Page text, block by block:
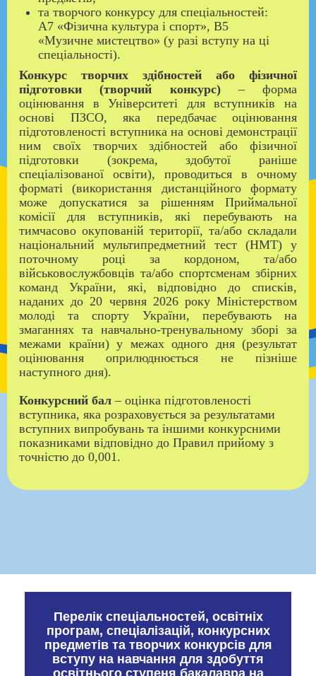
та творчого конкурсу для спеціальностей:
А7 «Фізична культура і спорт», В5
«Музичне мистецтво» (у разі вступу на ці
спеціальності).
Конкурс творчих здібностей або фізичної
підготовки (творчий конкурс)– форма
оцінювання в Університеті для вступників на
основі ПЗСО, яка передбачає оцінювання
підготовленості вступника на основі демонстрації
ним своїх творчих здібностей або фізичної
підготовки (зокрема, здобутої раніше
спеціалізованої освіти), проводиться в очному
форматі (використання дистанційного формату
може допускатися за рішенням Приймальної
комісії для вступників, які перебувають на
тимчасово окупованій території, та/або складали
національний мультипредметний тест (НМТ) у
поточному році за кордоном, та/або
військовослужбовців та/або спортсменам збірних
команд України, які, відповідно до списків,
наданих до 20 червня 2026 року Міністерством
молоді та спорту України, перебувають на
змаганнях та навчально-тренувальному зборі за
межами країни) у межах одного дня (результат
оцінювання оприлюднюється не пізніше
наступного дня).
Конкурсний бал – оцінка підготовленості
вступника, яка розраховується за результатами
вступних випробувань та іншими конкурсними
показниками відповідно до Правил прийому з
точністю до 0,001.
Перелік спеціальностей, освітніх
програм, спеціалізацій, конкурсних
предметів та творчих конкурсів для
вступу на навчання для здобуття
освітнього ступеня бакалавра на